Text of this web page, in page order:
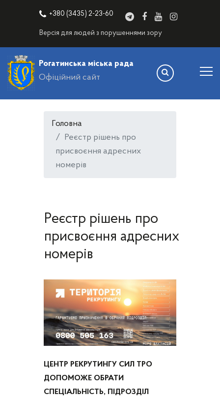
+380 (3435) 2-23-60
Версія для людей з порушеннями зору
Рогатинська міська рада
Офіційний сайт
Головна
Реєстр рішень про
присвоєння адресних
номерів
Реєстр рішень про
присвоєння адресних
номерів
ЦЕНТР РЕКРУТИНГУ СИЛ ТРО
ДОПОМОЖЕ ОБРАТИ
СПЕЦІАЛЬНІСТЬ, ПІДРОЗДІЛ